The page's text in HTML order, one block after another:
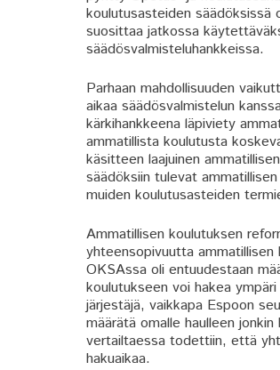
koulutusasteiden
suosittaa jatkossa
säädösvalmisteluhankkeissa.
Parhaan mahdollisuuden
aikaa säädösvalmistelun
kärkihankkeena läpiviety
ammatillista koulutusta
käsitteen laajuinen
säädöksiin tulevat
muiden koulutusasteiden
Ammatillisen koulutuksen
yhteensopivuutta
OKSAssa oli entuudestaan
koulutukseen voi hakea
järjestäjä, vaikkapa Espoon
määrätä omalle haulleen
vertailtaessa todettiin, että
hakuaikaa.